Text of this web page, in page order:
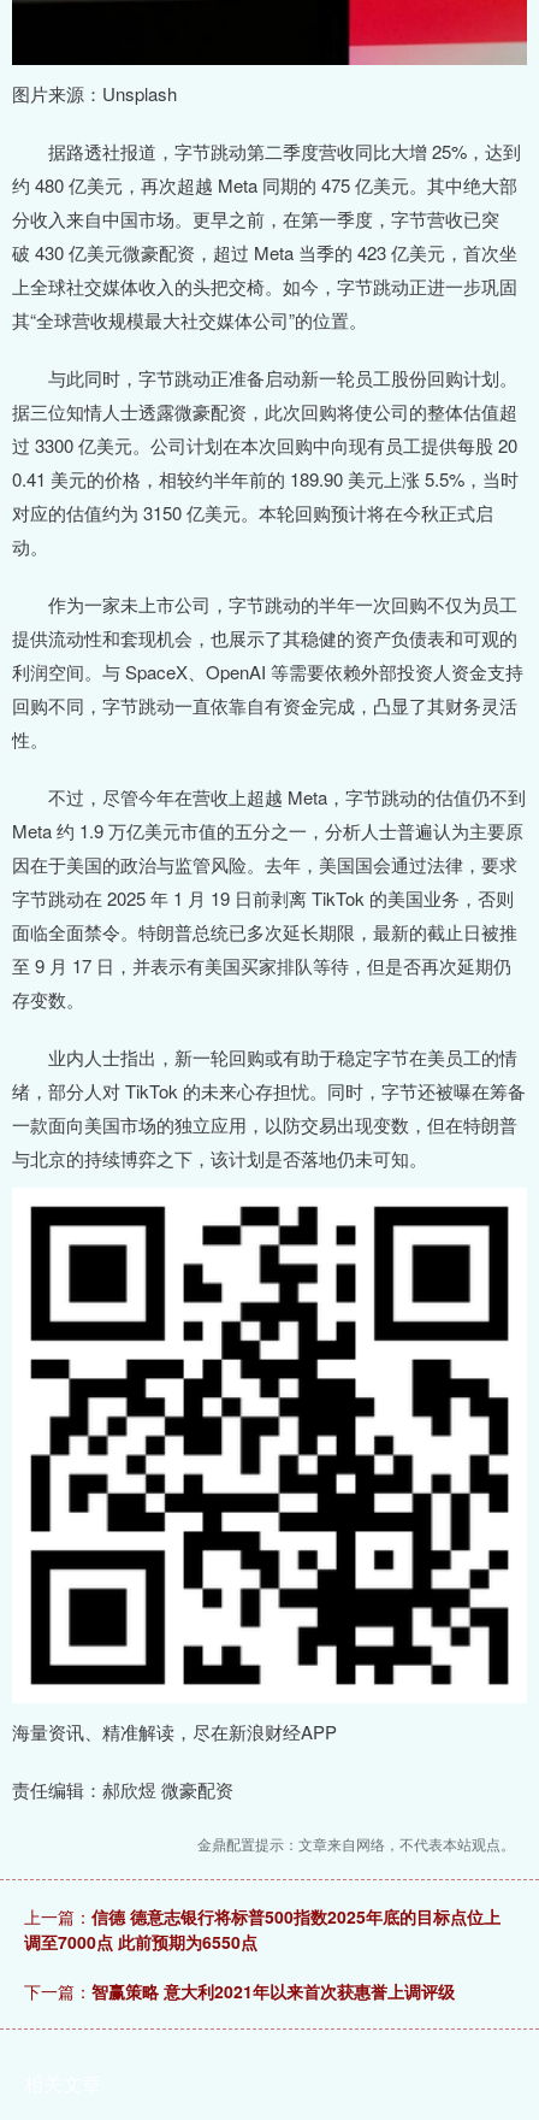
图片来源：Unsplash
据路透社报道，字节跳动第二季度营收同比大增 25%，达到
约 480 亿美元，再次超越 Meta 同期的 475 亿美元。其中绝大部
分收入来自中国市场。更早之前，在第一季度，字节营收已突
破 430 亿美元微豪配资，超过 Meta 当季的 423 亿美元，首次坐
上全球社交媒体收入的头把交椅。如今，字节跳动正进一步巩固
其“全球营收规模最大社交媒体公司”的位置。
与此同时，字节跳动正准备启动新一轮员工股份回购计划。
据三位知情人士透露微豪配资，此次回购将使公司的整体估值超
过 3300 亿美元。公司计划在本次回购中向现有员工提供每股 20
0.41 美元的价格，相较约半年前的 189.90 美元上涨 5.5%，当时
对应的估值约为 3150 亿美元。本轮回购预计将在今秋正式启
动。
作为一家未上市公司，字节跳动的半年一次回购不仅为员工
提供流动性和套现机会，也展示了其稳健的资产负债表和可观的
利润空间。与 SpaceX、OpenAI 等需要依赖外部投资人资金支持
回购不同，字节跳动一直依靠自有资金完成，凸显了其财务灵活
性。
不过，尽管今年在营收上超越 Meta，字节跳动的估值仍不到
Meta 约 1.9 万亿美元市值的五分之一，分析人士普遍认为主要原
因在于美国的政治与监管风险。去年，美国国会通过法律，要求
字节跳动在 2025 年 1 月 19 日前剥离 TikTok 的美国业务，否则
面临全面禁令。特朗普总统已多次延长期限，最新的截止日被推
至 9 月 17 日，并表示有美国买家排队等待，但是否再次延期仍
存变数。
业内人士指出，新一轮回购或有助于稳定字节在美员工的情
绪，部分人对 TikTok 的未来心存担忧。同时，字节还被曝在筹备
一款面向美国市场的独立应用，以防交易出现变数，但在特朗普
与北京的持续博弈之下，该计划是否落地仍未可知。
海量资讯、精准解读，尽在新浪财经APP
责任编辑：郝欣煜 微豪配资
金鼎配置提示：文章来自网络，不代表本站观点。
上一篇： 信德 德意志银行将标普500指数2025年底的目标点位上
调至7000点 此前预期为6550点
下一篇： 智赢策略 意大利2021年以来首次获惠誉上调评级